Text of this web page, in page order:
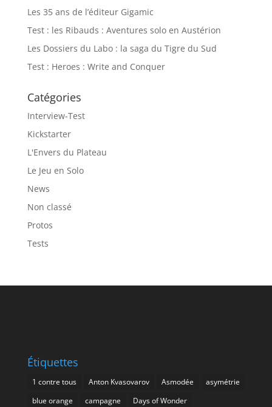
Les 35 ans de l’éditeur Gigamic
Test : les Ribauds : Aventures solo en Austérion
Les Dossiers du Labo : la saga du Tigre du Sud
Test : Heroes : Write and Conquer
Catégories
Interview-Test
Kickstarter
L'Envers du Plateau
Le Jeu en Solo
News
Non classé
Protos
Tests
Étiquettes
1 contre tous Anton Kvasovarov Asmodée
asymétrie
blue orange
campagne
Days of Wonder